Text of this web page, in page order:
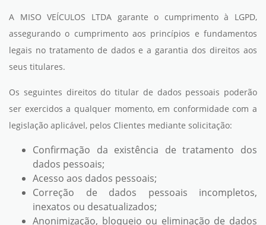
A MISO VEÍCULOS LTDA garante o cumprimento à LGPD,
assegurando o cumprimento aos princípios e fundamentos
legais no tratamento de dados e a garantia dos direitos aos
seus titulares.
Os seguintes direitos do titular de dados pessoais poderão
ser exercidos a qualquer momento, em conformidade com a
legislação aplicável, pelos Clientes mediante solicitação:
Confirmação da existência de tratamento dos
dados pessoais;
Acesso aos dados pessoais;
Correção de dados pessoais incompletos,
inexatos ou desatualizados;
Anonimização, bloqueio ou eliminação de dados